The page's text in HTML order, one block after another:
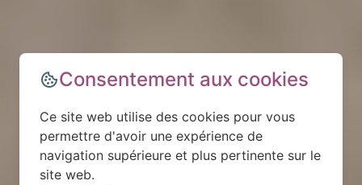
Consentement aux cookies
Ce site web utilise des cookies pour vous
permettre d'avoir une expérience de
navigation supérieure et plus pertinente sur le
site web.